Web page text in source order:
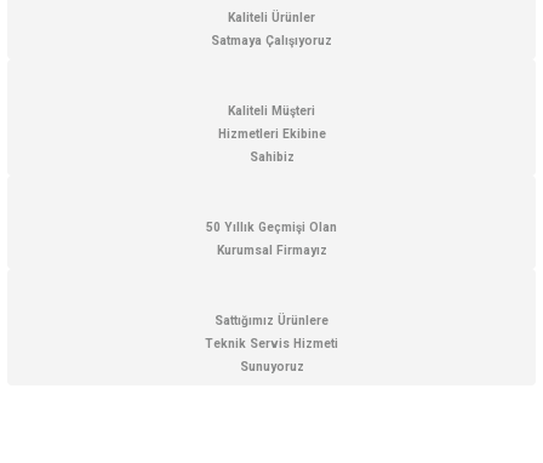
Kaliteli Ürünler
Satmaya Çalışıyoruz
Kaliteli Müşteri
Hizmetleri Ekibine
Sahibiz
50 Yıllık Geçmişi Olan
Kurumsal Firmayız
Sattığımız Ürünlere
Teknik Servis Hizmeti
Sunuyoruz